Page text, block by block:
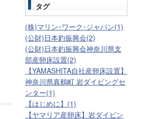
タグ
(株)マリン･ワーク･ジャパン(1)
(公財)日本釣振興会(2)
(公財)日本釣振興会神奈川県支
部産卵床設置(2)
【YAMASHITA自社産卵床設置】
神奈川県真鶴町 岩ダイビングセ
ンター(1)
【はじめに】(1)
【ヤマリア産卵床】岩ダイビン